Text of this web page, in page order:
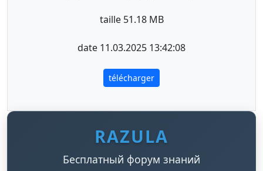
taille 51.18 MB
date 11.03.2025 13:42:08
télécharger
RAZULA
Бесплатный форум знаний